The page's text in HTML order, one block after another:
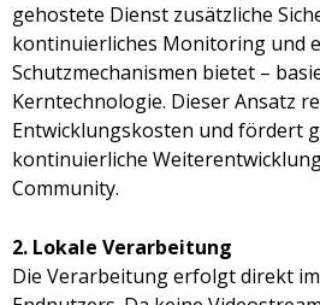
gehostete Dienst zusätzliche
kontinuierliches Monitoring und
Schutzmechanismen bietet –
Kerntechnologie. Dieser Ansatz
Entwicklungskosten und fördert
kontinuierliche
Community.
2. Lokale Verarbeitung
Die Verarbeitung erfolgt direkt